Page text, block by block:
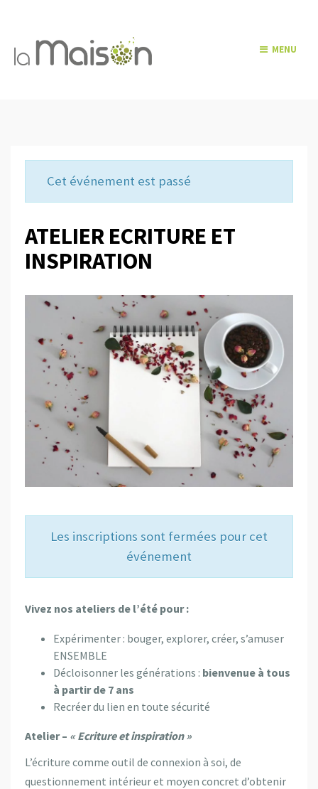
MENU
Cet événement est passé
ATELIER ECRITURE ET
INSPIRATION
Les inscriptions sont fermées pour cet
événement
Vivez nos ateliers de l’été pour :
Expérimenter : bouger, explorer, créer, s’amuser
ENSEMBLE
Décloisonner les générations : bienvenue à tous
à partir de 7 ans
Recréer du lien en toute sécurité
Atelier – « Ecriture et inspiration »
L’écriture comme outil de connexion à soi, de
questionnement intérieur et moyen concret d’obtenir